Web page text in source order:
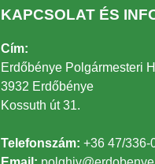
KAPCSOLAT ÉS
Cím:
Erdőbénye Polgármesteri
3932 Erdőbénye
Kossuth út 31.
Telefonszám: +36 47/336-